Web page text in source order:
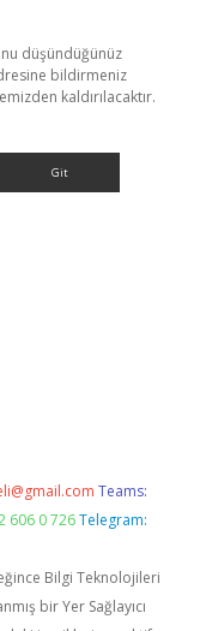
düşündüğünüz
bildirmeniz
kaldırılacaktır.
Teams:
606 0 726 Telegram:
Bilgi Teknolojileri
bir Yer Sağlayıcı